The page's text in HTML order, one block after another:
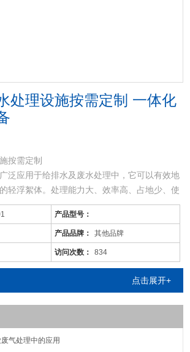
处理设施按需定制 一体化
按需定制
泛应用于给排水及废水处理中，它可以有效地
轻浮絮体。处理能力大、效率高、占地少、使
与曝气机、水泵接通，电控箱与电源接通，接
转向，必须与所指方向相同。
污水及含氟工业废水的排放标准如表1所示
设计原则：
操作简单，便于
产品型号：
产品品牌： 其他品牌
访问次数： 834
点击展开+
气处理中的应用